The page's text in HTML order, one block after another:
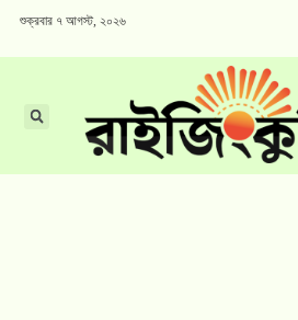
শুক্রবার ৭ আগস্ট, ২০২৬